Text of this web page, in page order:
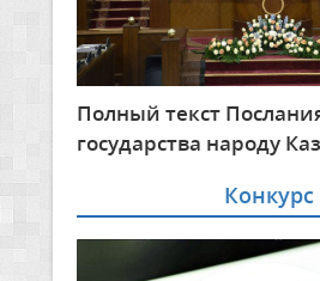
Полный текст
государства народу
Конкурс